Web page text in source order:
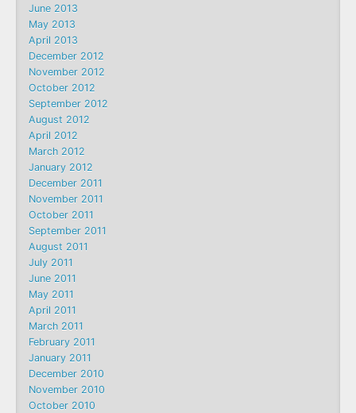
June 2013
May 2013
April 2013
December 2012
November 2012
October 2012
September 2012
August 2012
April 2012
March 2012
January 2012
December 2011
November 2011
October 2011
September 2011
August 2011
July 2011
June 2011
May 2011
April 2011
March 2011
February 2011
January 2011
December 2010
November 2010
October 2010